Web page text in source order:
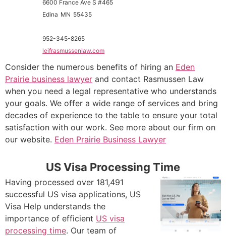
6600 France Ave S #465
Edina MN 55435
952-345-8265
leifrasmussenlaw.com
Consider the numerous benefits of hiring an Eden
Prairie business lawyer and contact Rasmussen Law
when you need a legal representative who understands
your goals. We offer a wide range of services and bring
decades of experience to the table to ensure your total
satisfaction with our work. See more about our firm on
our website. Eden Prairie Business Lawyer
US Visa Processing Time
Having processed over 181,491
successful US visa applications, US
Visa Help understands the
importance of efficient US visa
processing time. Our team of